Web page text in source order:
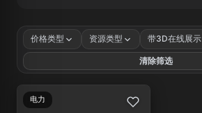
价格类型 资源类型 带3D在线展示
清除筛选
电力